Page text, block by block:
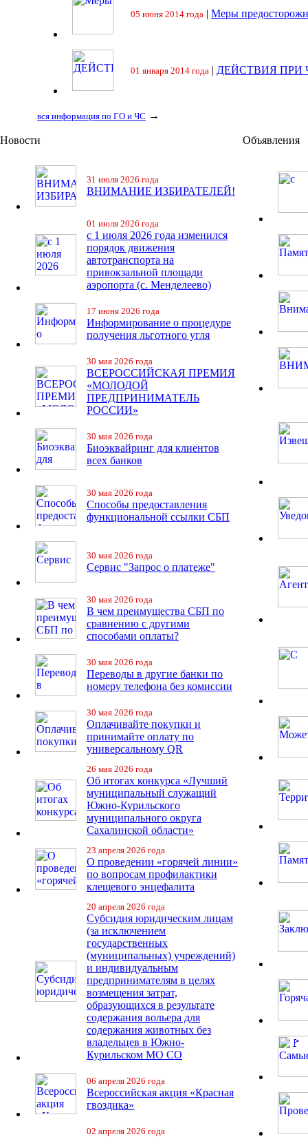
05 июня 2014 года | Меры
01 января 2014 года | ДЕЙСТВИЯ ПРИ
вся информация по ГО и ЧС →
Новости
31 июля 2026 года
ВНИМАНИЕ ИЗБИРАТЕЛЕЙ!
01 июля 2026 года
с 1 июля 2026 года изменился
порядок движения
автотранспорта на
привокзальной площади
аэропорта (с. Менделеево)
17 июня 2026 года
Информирование о процедуре
получения льготного угля
30 мая 2026 года
ВСЕРОССИЙСКАЯ ПРЕМИЯ
«МОЛОДОЙ
ПРЕДПРИНИМАТЕЛЬ
РОССИИ»
30 мая 2026 года
Биоэквайринг для клиентов
всех банков
30 мая 2026 года
Способы предоставления
функциональной ссылки СБП
30 мая 2026 года
Сервис "Запрос о платеже"
30 мая 2026 года
В чем преимущества СБП по
сравнению с другими
способами оплаты?
30 мая 2026 года
Переводы в другие банки по
номеру телефона без комиссии
30 мая 2026 года
Оплачивайте покупки и
принимайте оплату по
универсальному QR
26 мая 2026 года
Об итогах конкурса «Лучший
муниципальный служащий
Южно-Курильского
муниципального округа
Сахалинской области»
23 апреля 2026 года
О проведении «горячей линии»
по вопросам профилактики
клещевого энцефалита
20 апреля 2026 года
Субсидия юридическим лицам
(за исключением
государственных
(муниципальных) учреждений)
и индивидуальным
предпринимателям в целях
возмещения затрат,
образующихся в результате
содержания вольера для
содержания животных без
владельцев в Южно-
Курильском МО СО
06 апреля 2026 года
Всероссийская акция «Красная
гвоздика»
02 апреля 2026 года
Объявления